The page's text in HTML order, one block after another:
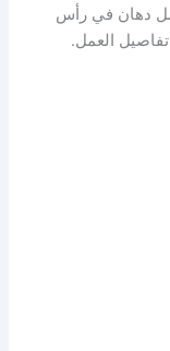
دهان في رأس
العمل.